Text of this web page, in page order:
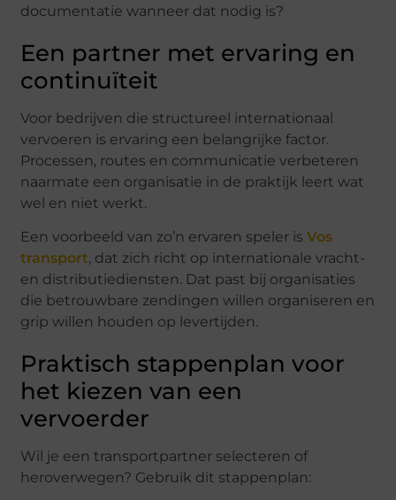
documentatie wanneer dat nodig is?
Een partner met ervaring en
continuïteit
Voor bedrijven die structureel internationaal
vervoeren is ervaring een belangrijke factor.
Processen, routes en communicatie verbeteren
naarmate een organisatie in de praktijk leert wat
wel en niet werkt.
Een voorbeeld van zo’n ervaren speler isVos
transport, dat zich richt op internationale vracht-
en distributiediensten. Dat past bij organisaties
die betrouwbare zendingen willen organiseren en
grip willen houden op levertijden.
Praktisch stappenplan voor
het kiezen van een
vervoerder
Wil je een transportpartner selecteren of
heroverwegen? Gebruik dit stappenplan: